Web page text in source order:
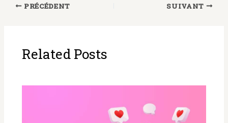
maximiser vos
PRÉCÉDENT SUIVANT
Related Posts